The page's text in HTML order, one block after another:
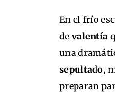
En el frío
de valentía
una
sepultado,
preparan